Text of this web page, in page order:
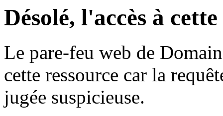
Désolé, l'accès à
Le pare-feu web de
cette ressource car la
jugée suspicieuse.